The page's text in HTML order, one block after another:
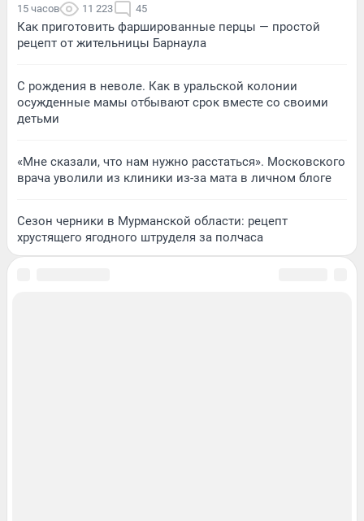
15 часов 11 223 45
Как приготовить фаршированные перцы — простой
рецепт от жительницы Барнаула
С рождения в неволе. Как в уральской колонии
осужденные мамы отбывают срок вместе со своими
детьми
«Мне сказали, что нам нужно расстаться». Московского
врача уволили из клиники из-за мата в личном блоге
Сезон черники в Мурманской области: рецепт
хрустящего ягодного штруделя за полчаса